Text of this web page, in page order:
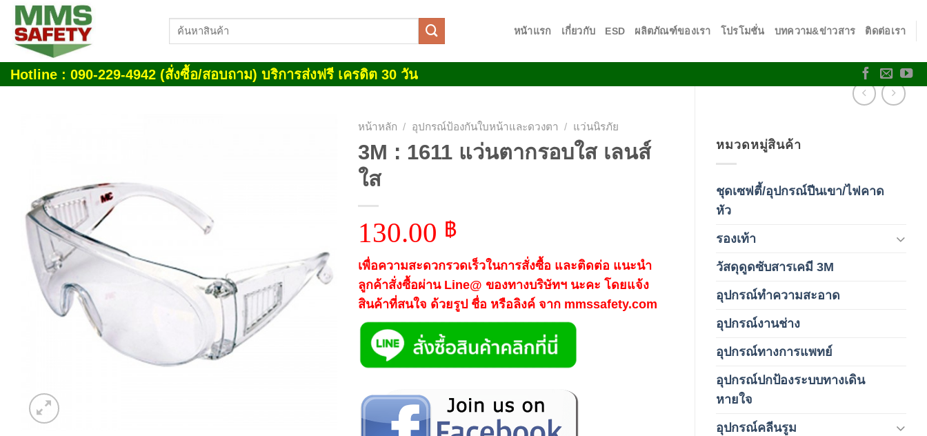
Skip
content
ค้นหา:
หน้าแรก เกี่ยวกับ ESD ผลิตภัณฑ์ของเรา โปรโมชั่น บทความ&ข่าวสาร ติดต่อเรา
Hotline : 090-229-4942 (สั่งซื้อ/สอบถาม) บริการส่งฟรี เครดิต 30 วัน
หมวดหมู่สินค้า
ชุดเซฟตี้/อุปกรณ์ปีนเขา/ไฟคาด
หัว
รองเท้า
วัสดุดูดซับสารเคมี 3M
อุปกรณ์ทำความสะอาด
อุปกรณ์งานช่าง
อุปกรณ์ทางการแพทย์
อุปกรณ์ปกป้องระบบทางเดิน
หายใจ
อุปกรณ์คลีนรูม
หน้าหลัก / อุปกรณ์ป้องกันใบหน้าและดวงตา / แว่นนิรภัย
3M : 1611 แว่นตากรอบใส เลนส์
ใส
130.00 ฿
เพื่อความสะดวกรวดเร็วในการสั่งซื้อ และติดต่อ แนะนำ
ลูกค้าสั่งซื้อผ่าน Line@ ของทางบริษัทฯ นะคะ โดยแจ้ง
สินค้าที่สนใจ ด้วยรูป ชื่อ หรือลิงค์ จาก mmssafety.com